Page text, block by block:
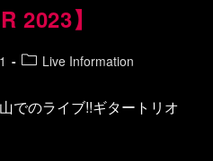
2023】
Live Information
でのライブ!!ギタートリオ